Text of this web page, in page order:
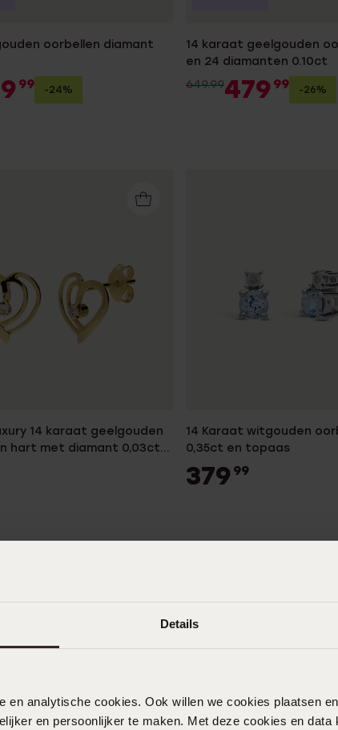
Details
en analytische cookies. Ook willen we cookies plaatsen
en persoonlijker te maken. Met deze cookies en data
oorbellen diamant
99 -24%
14 karaat geelgouden
en 24 diamanten 0.10ct
649.99479 99 -26%
14 karaat geelgouden
hart met diamant 0,03ct
14 Karaat witgouden
0,35ct en topaas
379 99